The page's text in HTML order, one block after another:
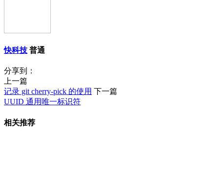
快科技 普通
分享到：
上一篇
记录 git cherry-pick 的使用 下一篇
UUID 通用唯一标识符
相关推荐